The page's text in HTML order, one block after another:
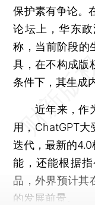
保护素有争论。
论坛上，华东
称，当前阶段的
具，在不构成版
条件下，其生成
近年来，作为
用，ChatGPT大
迭代，最新的
能，还能根据
品，外界预计其
的发展前景。